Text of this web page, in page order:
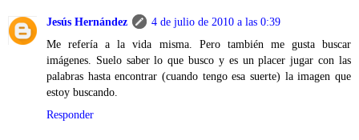
Jesús Hernández
4 de julio de 2010 a las 0:39
Me refería a la vida misma. Pero también me gusta buscar
imágenes. Suelo saber lo que busco y es un placer jugar con las
palabras hasta encontrar (cuando tengo esa suerte) la imagen que
estoy buscando.
Responder